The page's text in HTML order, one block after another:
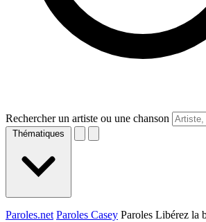
Rechercher un artiste ou une chanson
Thématiques
Paroles.net Paroles Casey Paroles Libérez la